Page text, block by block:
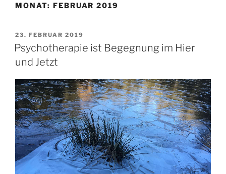
MONAT: FEBRUAR 2019
VERÖFFENTLICHT
AM
23. FEBRUAR 2019
Psychotherapie ist Begegnung im Hier
und Jetzt